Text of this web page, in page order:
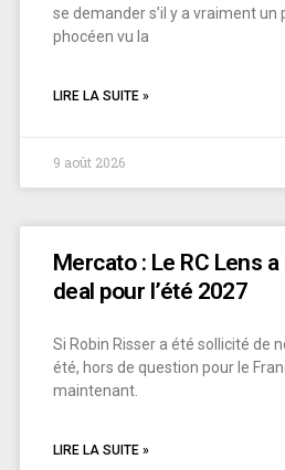
se demander s’il y a vraiment un
phocéen vu la
LIRE LA SUITE »
9 août 2026
Mercato : Le RC Lens
deal pour l’été 2027
Si Robin Risser a été sollicité de
été, hors de question pour le
maintenant.
LIRE LA SUITE »